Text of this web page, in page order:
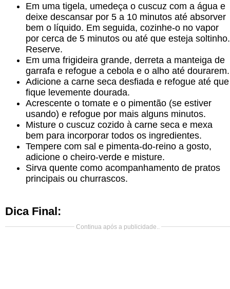
Em uma tigela, umedeça o cuscuz com a água e
deixe descansar por 5 a 10 minutos até absorver
bem o líquido. Em seguida, cozinhe-o no vapor
por cerca de 5 minutos ou até que esteja soltinho.
Reserve.
Em uma frigideira grande, derreta a manteiga de
garrafa e refogue a cebola e o alho até dourarem.
Adicione a carne seca desfiada e refogue até que
fique levemente dourada.
Acrescente o tomate e o pimentão (se estiver
usando) e refogue por mais alguns minutos.
Misture o cuscuz cozido à carne seca e mexa
bem para incorporar todos os ingredientes.
Tempere com sal e pimenta-do-reino a gosto,
adicione o cheiro-verde e misture.
Sirva quente como acompanhamento de pratos
principais ou churrascos.
Dica Final:
Continua após a publicidade..